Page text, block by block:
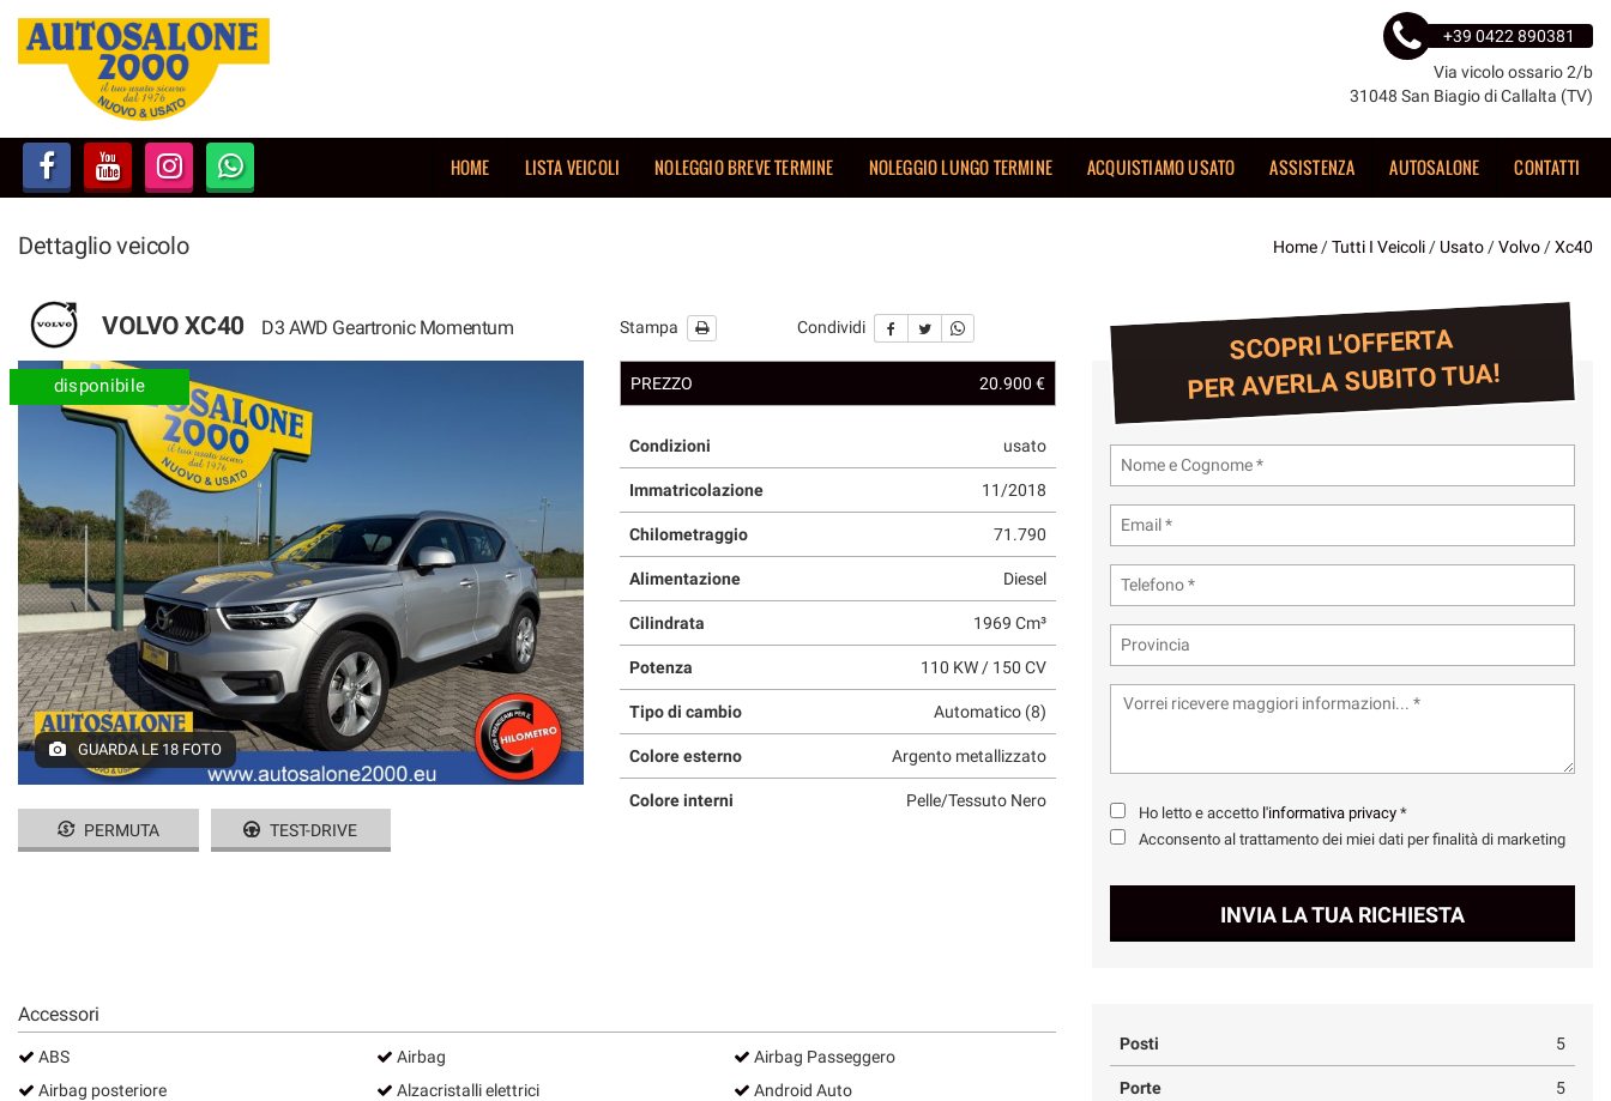
HOME
LISTA VEICOLI
NOLEGGIO BREVE TERMINE
NOLEGGIO LUNGO TERMINE
ACQUISTIAMO USATO
ASSISTENZA
CONTATTI
+39 0422 890381
Via vicolo ossario 2/b
31048 San Biagio di Callalta (TV)
HOME LISTA VEICOLI NOLEGGIO BREVE TERMINE NOLEGGIO LUNGO TERMINE ACQUISTIAMO USATO ASSISTENZA AUTOSALONE CONTATTI
Dettaglio veicolo Home /Tutti I Veicoli / Usato /Volvo /Xc40
VOLVO XC40 D3 AWD Geartronic Momentum Stampa Condividi
disponibile
GUARDA LE 18 FOTO
PERMUTA TEST-DRIVE
PREZZO 20.900 €
Condizioni usato
Immatricolazione 11/2018
Chilometraggio 71.790
Alimentazione Diesel
Cilindrata 1969 Cm³
Potenza 110 KW / 150 CV
Tipo di cambio Automatico (8)
Colore esterno Argento metallizzato
Colore interni Pelle/Tessuto Nero
SCOPRI L'OFFERTA
PER AVERLA SUBITO TUA!
Ho letto e accetto l'informativa privacy *
Acconsento al trattamento dei miei dati per finalità di marketing
INVIA LA TUA RICHIESTA
Accessori
ABS
Airbag posteriore
Airbag
Alzacristalli elettrici
Airbag Passeggero
Android Auto
Posti 5
Porte 5